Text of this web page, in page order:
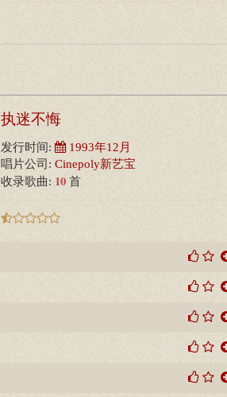
执迷不悔
发行时间: 1993年12月
唱片公司: Cinepoly新艺宝
收录歌曲: 10 首